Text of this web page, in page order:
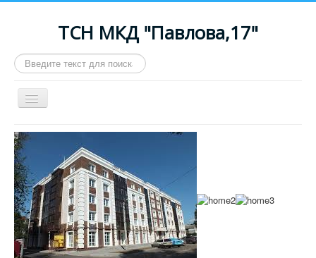
ТСН МКД "Павлова,17"
Искать...
Включить/
выключить
Maximenu CK message : Your module ID 94 is still working
in V8 Legacy mode. Please change it in the Advanced
options to remove this message.